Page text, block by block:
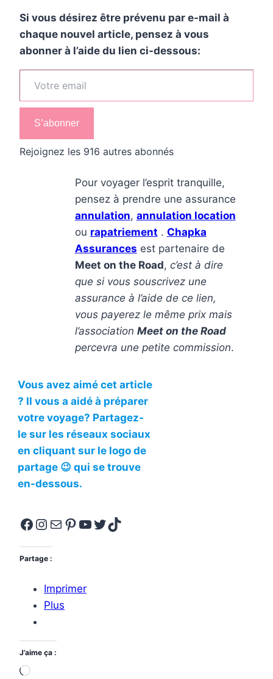
Si vous désirez être prévenu par e-mail à
chaque nouvel article, pensez à vous
abonner à l’aide du lien ci-dessous:
Votre email
S’abonner
Rejoignez les 916 autres abonnés
Pour voyager l’esprit tranquille,
pensez à prendre une assurance
annulation, annulation location
ou rapatriement . Chapka
Assurances est partenaire de
Meet on the Road, c’est à dire
que si vous souscrivez une
assurance à l’aide de ce lien,
vous payerez le même prix mais
l’association Meet on the Road
percevra une petite commission.
Vous avez aimé cet article
? Il vous a aidé à préparer
votre voyage? Partagez-
le sur les réseaux sociaux
en cliquant sur le logo de
partage 😉 qui se trouve
en-dessous.
Facebook
Instagram
E-mailPinterest
YouTube
Twitter
TikTok
Partage :
Imprimer
Plus
J’aime ça :
Chargement…